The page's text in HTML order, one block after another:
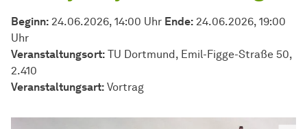
Beginn: 24.06.2026, 14:00 Uhr Ende: 24.06.2026, 19:00
Uhr
Veranstaltungsort: TU Dortmund, Emil-Figge-Straße 50,
2.410
Veran­stal­tungs­art: Vortrag